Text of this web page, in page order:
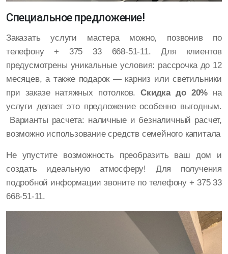
Специальное предложение!
Заказать услуги мастера можно, позвонив по
телефону + 375 33 668-51-11. Для клиентов
предусмотрены уникальные условия: рассрочка до 12
месяцев, а также подарок — карниз или светильники
при заказе натяжных потолков.Скидка до 20% на
услуги делает это предложение особенно выгодным.
Варианты расчета: наличные и безналичный расчет,
возможно использование средств семейного капитала
Не упустите возможность преобразить ваш дом и
создать идеальную атмосферу! Для получения
подробной информации звоните по телефону + 375 33
668-51-11.